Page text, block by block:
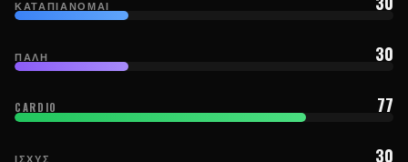
ΚΑΤΑΠΙΆΝΟΜΑΙ
ΠΆΛΗ 30
CARDIO 77
ΙΣΧΎΣ 30